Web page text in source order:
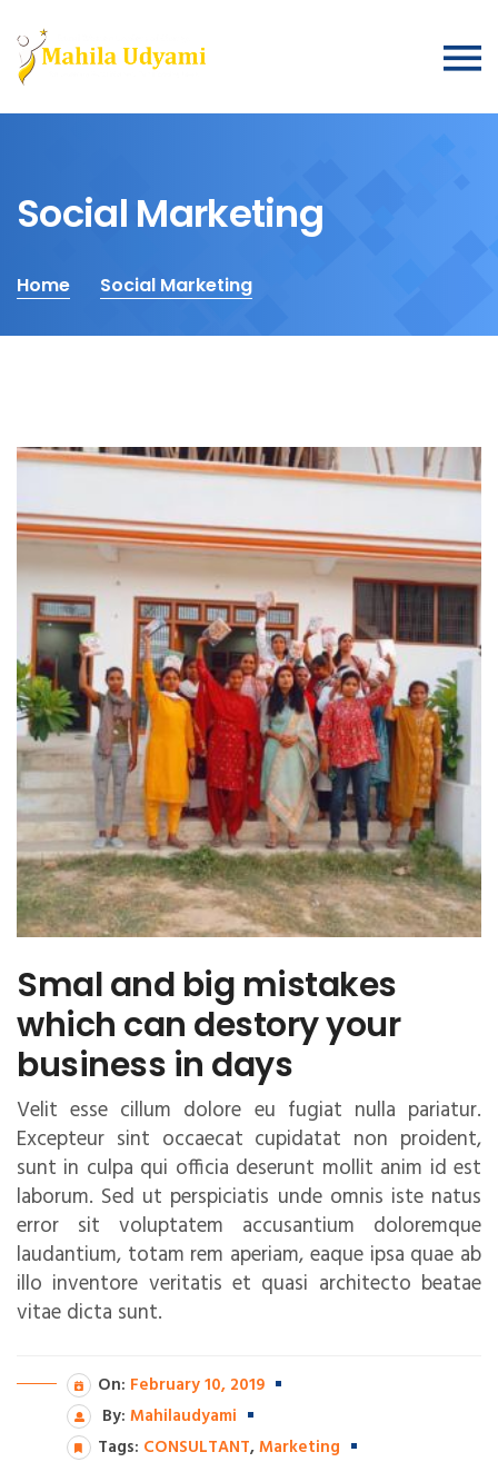
Social Marketing
Home Social Marketing
Smal and big mistakes
which can destory your
business in days
Velit esse cillum dolore eu fugiat nulla pariatur.
Excepteur sint occaecat cupidatat non proident,
sunt in culpa qui officia deserunt mollit anim id est
laborum. Sed ut perspiciatis unde omnis iste natus
error sit voluptatem accusantium doloremque
laudantium, totam rem aperiam, eaque ipsa quae ab
illo inventore veritatis et quasi architecto beatae
vitae dicta sunt.
On: February 10, 2019
By: Mahilaudyami
Tags: CONSULTANT,Marketing